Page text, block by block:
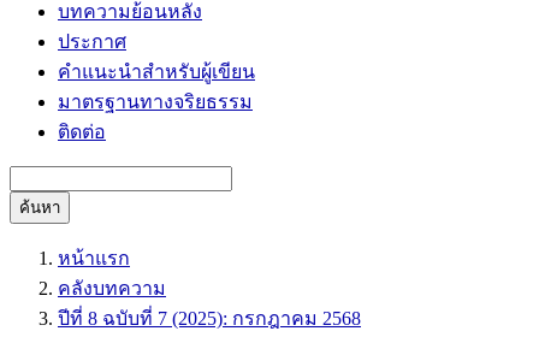
บทความย้อนหลัง
ประกาศ
คำแนะนำสำหรับผู้เขียน
มาตรฐานทางจริยธรรม
ติดต่อ
ค้นหา
หน้าแรก
คลังบทความ
ปีที่ 8 ฉบับที่ 7 (2025): กรกฎาคม 2568